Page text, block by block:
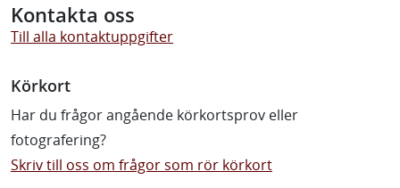
Kontakta oss
Till alla kontaktuppgifter
Körkort
Har du frågor angående körkortsprov eller
fotografering?
Skriv till oss om frågor som rör körkort